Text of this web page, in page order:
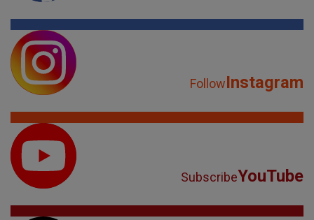
FollowInstagram
SubscribeYouTube